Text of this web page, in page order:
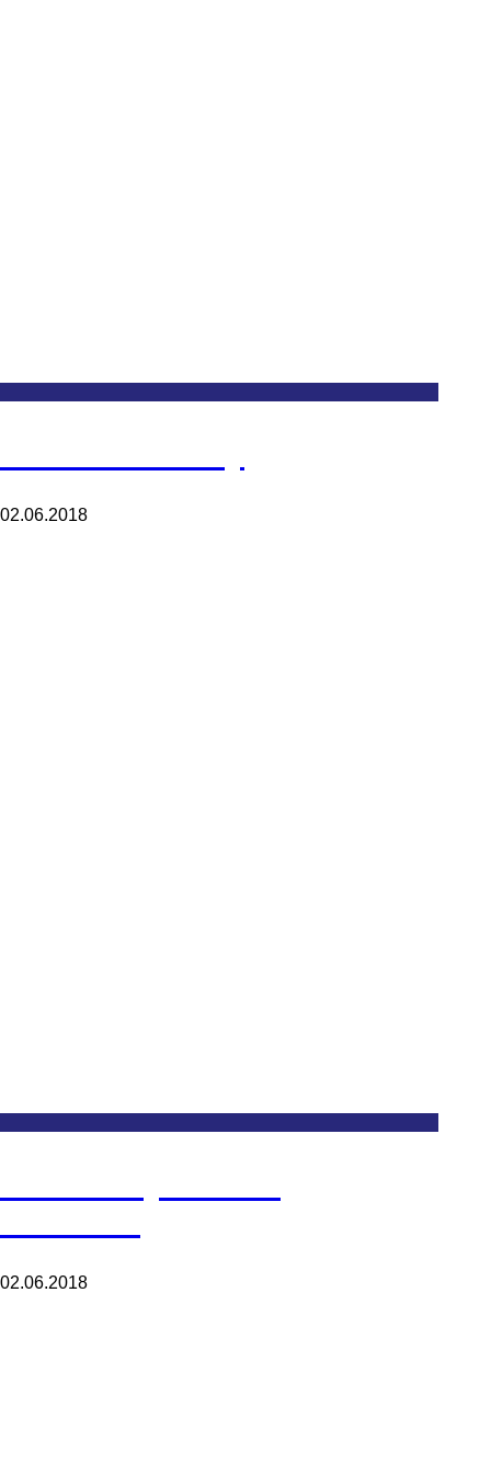
02.06.2018
02.06.2018